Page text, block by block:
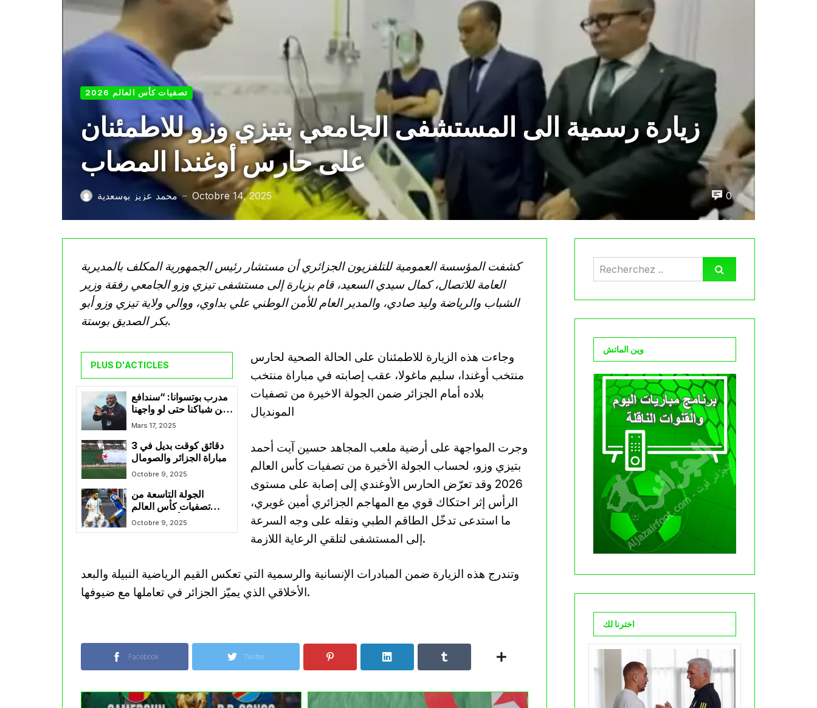
تصفيات كأس العالم 2026
زيارة رسمية الى المستشفى الجامعي بتيزي وزو للاطمئنان
على حارس أوغندا المصاب
محمد عزيز بوسعدية — Octobre 14, 2025 0
كشفت المؤسسة العمومية للتلفزيون الجزائري أن مستشار رئيس الجمهورية المكلف بالمديرية
العامة للاتصال، كمال سيدي السعيد، قام بزيارة إلى مستشفى تيزي وزو الجامعي رفقة وزير
الشباب والرياضة وليد صادي، والمدير العام للأمن الوطني علي بداوي، ووالي ولاية تيزي وزو أبو
بكر الصديق بوستة.
PLUS D'ACTICLES
مدرب بوتسوانا: “سندافع
عن شباكنا حتى لو واجهنا
الأرجنتين”
Mars 17, 2025
3 دقائق كوقت بديل في
مباراة الجزائر والصومال
Octobre 9, 2025
الجولة التاسعة من
تصفيات كأس العالم
2026 : أولى ركنيات
المنتخب الصومالي
Octobre 9, 2025
وجاءت هذه الزيارة للاطمئنان على الحالة الصحية لحارس
منتخب أوغندا، سليم ماغولا، عقب إصابته في مباراة منتخب
بلاده أمام الجزائر ضمن الجولة الاخيرة من تصفيات
المونديال
وجرت المواجهة على أرضية ملعب المجاهد حسين آيت أحمد
بتيزي وزو، لحساب الجولة الأخيرة من تصفيات كأس العالم
2026 وقد تعرّض الحارس الأوغندي إلى إصابة على مستوى
الرأس إثر احتكاك قوي مع المهاجم الجزائري أمين غويري،
ما استدعى تدخّل الطاقم الطبي ونقله على وجه السرعة
إلى المستشفى لتلقي الرعاية اللازمة.
وتندرج هذه الزيارة ضمن المبادرات الإنسانية والرسمية التي تعكس القيم الرياضية النبيلة والبعد
الأخلاقي الذي يميّز الجزائر في تعاملها مع ضيوفها.
Facebook Twitter
وين الماتش
اخترنا لك